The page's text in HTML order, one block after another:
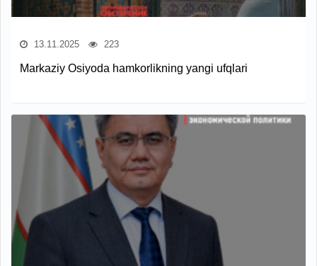
13.11.2025 223
Markaziy Osiyoda hamkorlikning yangi ufqlari